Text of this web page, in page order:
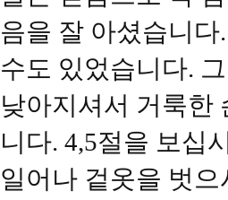
음을 잘 아셨습니
수도 있었습니다.
낮아지셔서 거룩한
니다. 4,5절을 보십
일어나 겉옷을 벗